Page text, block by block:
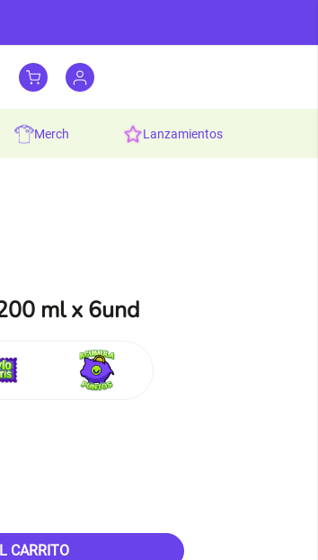
merch lanzamientos
ml x 6und
CARRITO